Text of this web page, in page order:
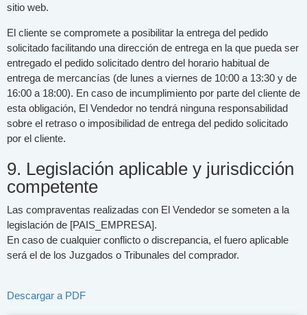
sitio web.
El cliente se compromete a posibilitar la entrega del pedido
solicitado facilitando una dirección de entrega en la que pueda ser
entregado el pedido solicitado dentro del horario habitual de
entrega de mercancías (de lunes a viernes de 10:00 a 13:30 y de
16:00 a 18:00). En caso de incumplimiento por parte del cliente de
esta obligación, El Vendedor no tendrá ninguna responsabilidad
sobre el retraso o imposibilidad de entrega del pedido solicitado
por el cliente.
9. Legislación aplicable y jurisdicción
competente
Las compraventas realizadas con El Vendedor se someten a la
legislación de [PAIS_EMPRESA].
En caso de cualquier conflicto o discrepancia, el fuero aplicable
será el de los Juzgados o Tribunales del comprador.
Descargar a PDF